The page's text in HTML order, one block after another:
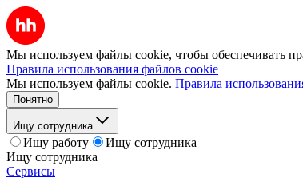
Мы используем файлы cookie, чтобы обеспечивать
Правила использования файлов cookie
Мы используем файлы cookie. Правила
Понятно
Ищу сотрудника
Ищу работу
Ищу сотрудника
Ищу сотрудника
Сервисы